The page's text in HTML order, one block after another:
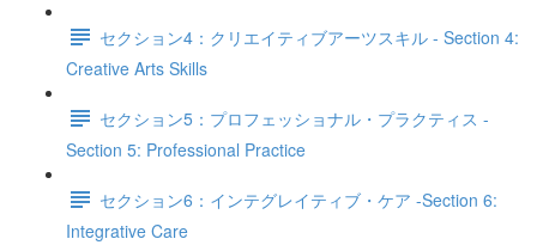
セクション4：クリエイティブアーツスキル - Section 4:
Creative Arts Skills
セクション5：プロフェッショナル・プラクティス -
Section 5: Professional Practice
セクション6：インテグレイティブ・ケア -Section 6:
Integrative Care